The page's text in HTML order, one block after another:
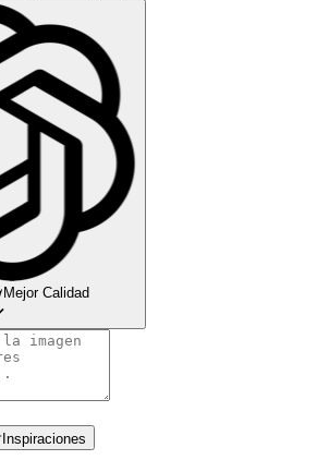
Mejor Calidad
Inspiraciones